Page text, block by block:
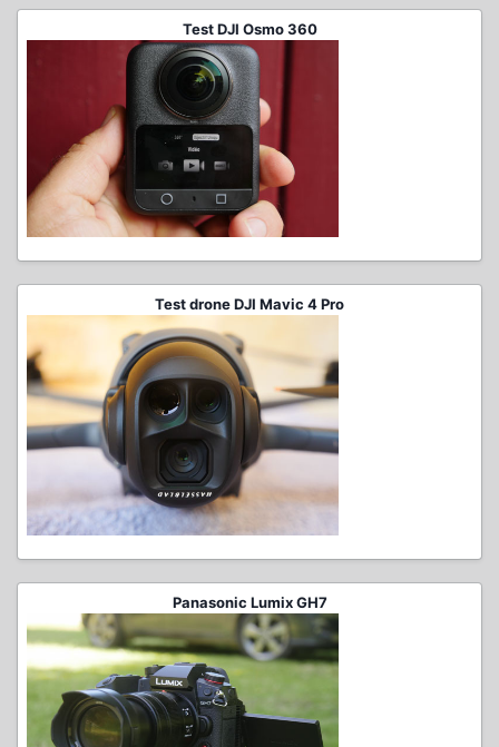
Test DJI Osmo 360
Test drone DJI Mavic 4 Pro
Panasonic Lumix GH7